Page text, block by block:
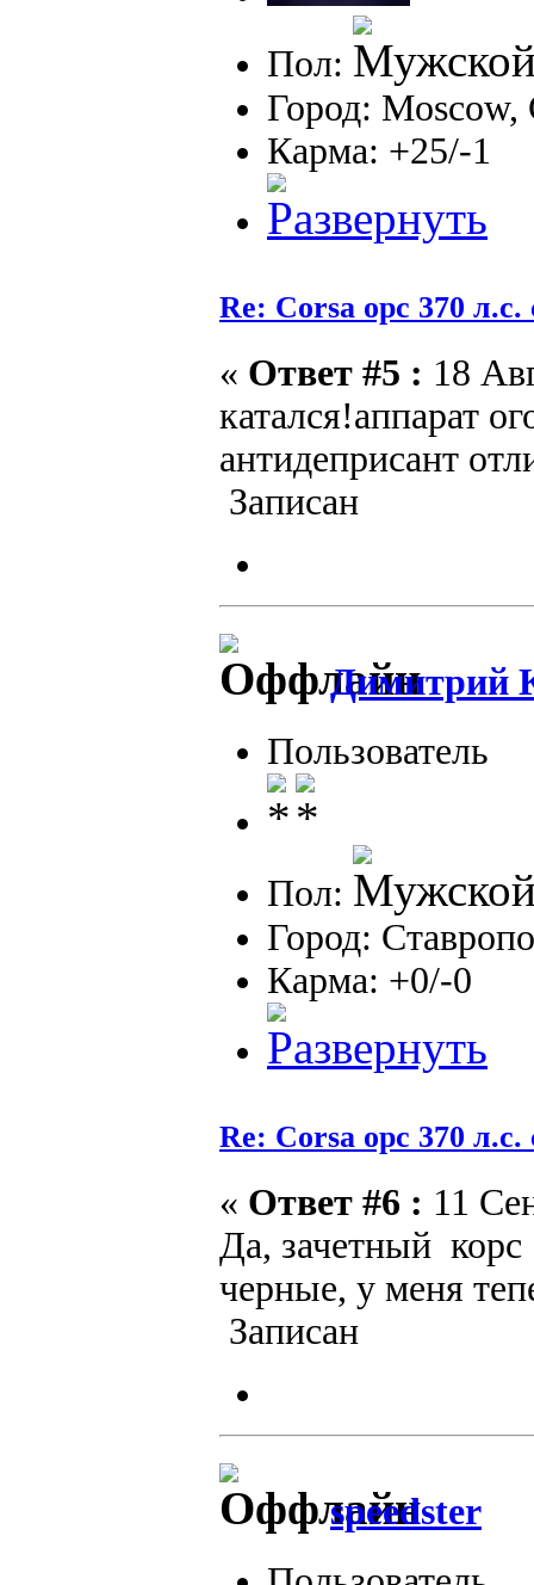
Пол:
Город: Moscow,
Карма: +25/-1
Re: Corsa opc 370 л.с.
« Ответ #5 : 18
катался!аппарат
антидеприсант
Записан
Димитрий
Пользователь
Пол:
Город:
Карма: +0/-0
Re: Corsa opc 370 л.с.
« Ответ #6 : 11
Да, зачетный корс
черные, у меня
Записан
speedster